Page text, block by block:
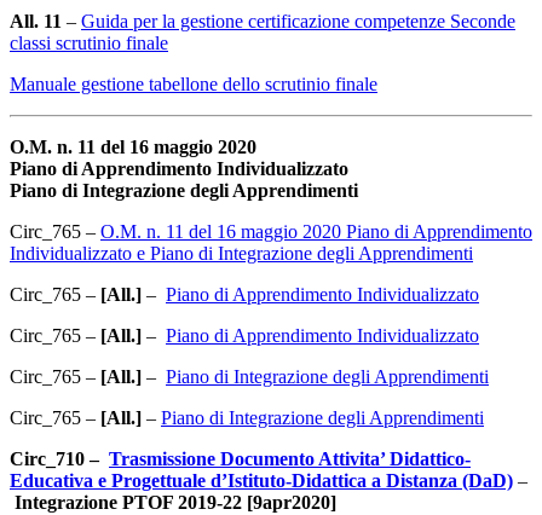
All. 11 – Guida per la gestione certificazione competenze Seconde
classi scrutinio finale
Manuale gestione tabellone dello scrutinio finale
O.M. n. 11 del 16 maggio 2020
Piano di Apprendimento Individualizzato
Piano di Integrazione degli Apprendimenti
Circ_765 – O.M. n. 11 del 16 maggio 2020 Piano di Apprendimento
Individualizzato e Piano di Integrazione degli Apprendimenti
Circ_765 – [All.] – Piano di Apprendimento Individualizzato
Circ_765 – [All.] – Piano di Apprendimento Individualizzato
Circ_765 – [All.] – Piano di Integrazione degli Apprendimenti
Circ_765 – [All.] – Piano di Integrazione degli Apprendimenti
Circ_710 – Trasmissione Documento Attivita’ Didattico-
Educativa e Progettuale d’Istituto-Didattica a Distanza (DaD) –
Integrazione PTOF 2019-22 [9apr2020]